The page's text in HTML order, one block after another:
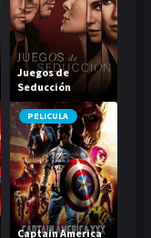
Juegos de
Seducción
PELICULA
Captain America